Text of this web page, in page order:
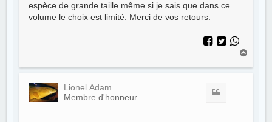
espèce de grande taille même si je sais que dans ce
volume le choix est limité. Merci de vos retours.
u
Lionel.Adam
Membre d'honneur